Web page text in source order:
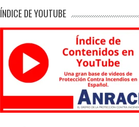
ÍNDICE DE YOUTUBE